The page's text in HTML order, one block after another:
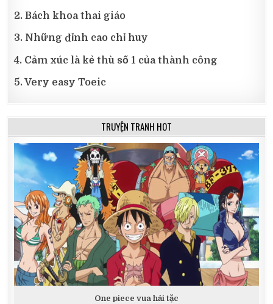
2. Bách khoa thai giáo
3. Những đỉnh cao chỉ huy
4. Cảm xúc là kẻ thù số 1 của thành công
5. Very easy Toeic
TRUYỆN TRANH HOT
One piece vua hải tặc